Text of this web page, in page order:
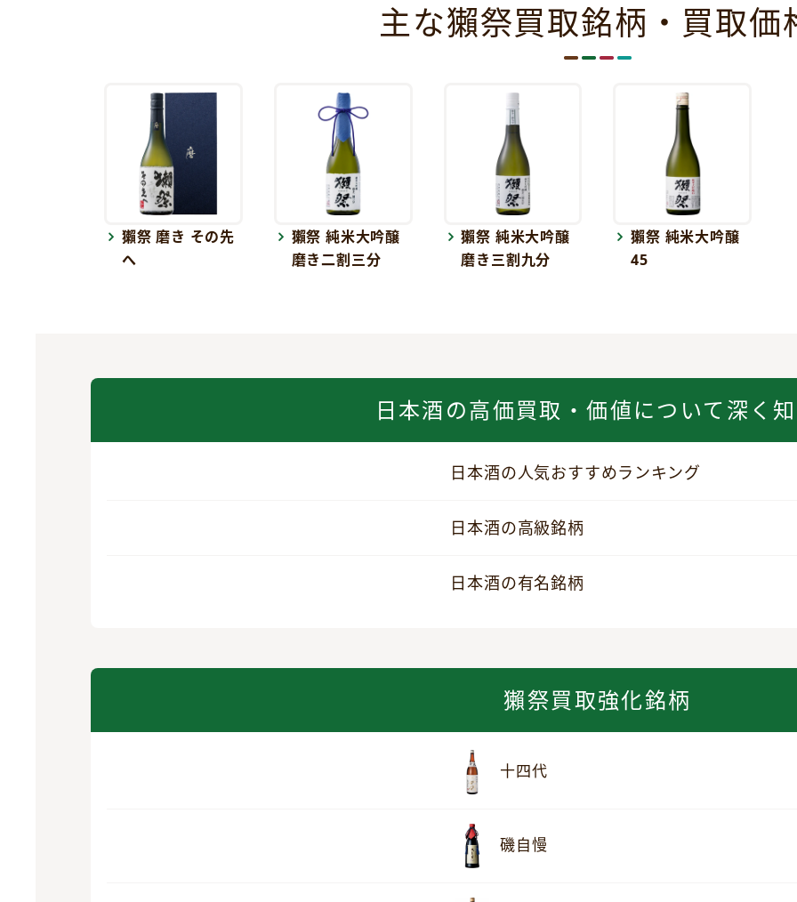
主な獺祭買取銘柄・買取価
獺祭 磨き その先
へ
獺祭 純米大吟醸
磨き二割三分
獺祭 純米大吟醸
磨き三割九分
獺祭 純米大吟醸
45
日本酒の高価買取・価値について深く
日本酒の人気おすすめランキング
日本酒の高級銘柄
日本酒の有名銘柄
獺祭買取強化銘柄
十四代
磯自慢